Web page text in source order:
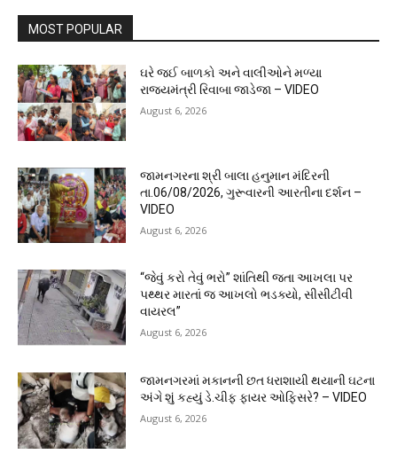
MOST POPULAR
ઘરે જઈ બાળકો અને વાલીઓને મળ્યા
રાજ્યમંત્રી રિવાબા જાડેજા – VIDEO
August 6, 2026
જામનગરના શ્રી બાલા હનુમાન મંદિરની
તા.06/08/2026, ગુરૂવારની આરતીના દર્શન –
VIDEO
August 6, 2026
“જેવું કરો તેવું ભરો” શાંતિથી જતા આખલા પર
પથ્થર મારતાં જ આખલો ભડક્યો, સીસીટીવી
વાયરલ”
August 6, 2026
જામનગરમાં મકાનની છત ધરાશાયી થયાની ઘટના
અંગે શું કહ્યું ડે.ચીફ ફાયર ઓફિસરે? – VIDEO
August 6, 2026